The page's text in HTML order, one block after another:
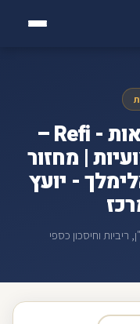
ארכיון ייעוץ משכנתאות - Refi –
| מחזור
- יועץ
וחיסכון כספי